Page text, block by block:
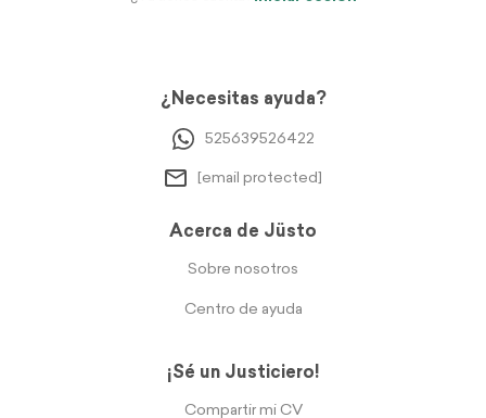
¿Necesitas ayuda?
525639526422
[email protected]
Acerca de Jüsto
Sobre nosotros
Centro de ayuda
¡Sé un Justiciero!
Compartir mi CV